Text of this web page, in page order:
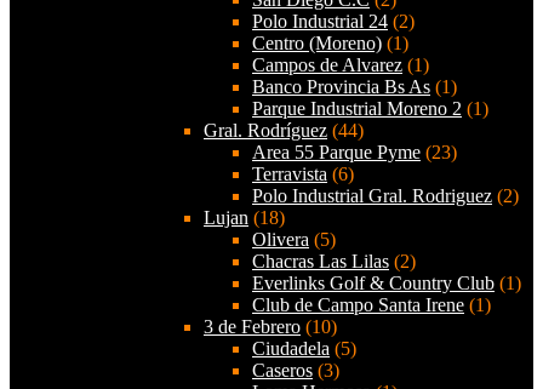
Polo Industrial 24 (2)
Centro (Moreno) (1)
Campos de Alvarez (1)
Banco Provincia Bs As (1)
Parque Industrial Moreno 2 (1)
Gral. Rodríguez (44)
Area 55 Parque Pyme (23)
Terravista (6)
Polo Industrial Gral. Rodriguez (2)
Lujan (18)
Olivera (5)
Chacras Las Lilas (2)
Everlinks Golf & Country Club (1)
Club de Campo Santa Irene (1)
3 de Febrero (10)
Ciudadela (5)
Caseros (3)